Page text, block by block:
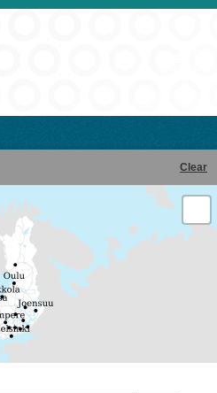
Clear